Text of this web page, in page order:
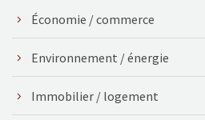
Économie / commerce
Environnement / énergie
Immobilier / logement